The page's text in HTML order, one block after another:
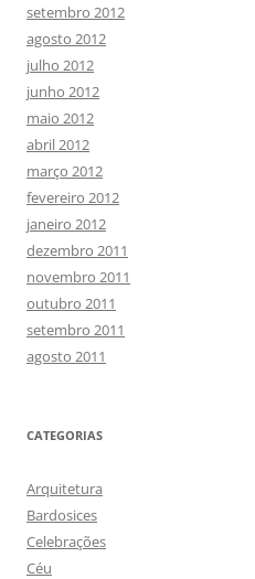
setembro 2012
agosto 2012
julho 2012
junho 2012
maio 2012
abril 2012
março 2012
fevereiro 2012
janeiro 2012
dezembro 2011
novembro 2011
outubro 2011
setembro 2011
agosto 2011
CATEGORIAS
Arquitetura
Bardosices
Celebrações
Céu